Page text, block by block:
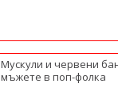
Мускули и червени
мъжете в поп-фолка